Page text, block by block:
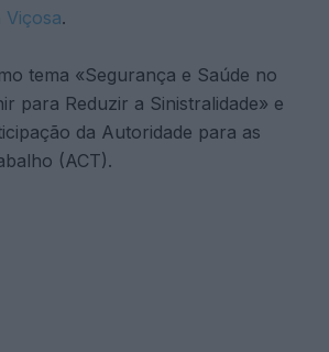
Viçosa.
tema «Segurança e Saúde no
para Reduzir a Sinistralidade» e
da Autoridade para as
(ACT).